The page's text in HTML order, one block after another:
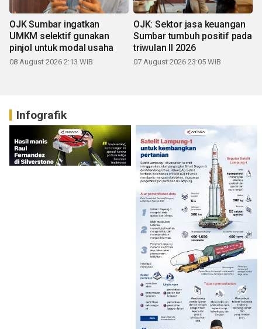
OJK Sumbar ingatkan
UMKM selektif gunakan
pinjol untuk modal usaha
08 August 2026 2:13 WIB
OJK: Sektor jasa keuangan
Sumbar tumbuh positif pada
triwulan II 2026
07 August 2026 23:05 WIB
Infografik